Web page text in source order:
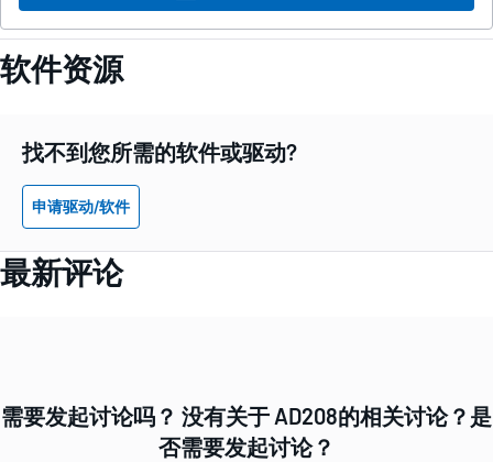
软件资源
找不到您所需的软件或驱动?
申请驱动/软件
最新评论
需要发起讨论吗？ 没有关于 AD208的相关讨论？是
否需要发起讨论？